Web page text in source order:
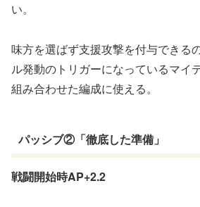
い。
味方を選ばず支援攻撃を付与できる
ル発動のトリガーになっているマイ
組み合わせた編成に使える。
パッシブ②「徹底した準備」
戦闘開始時AP+2.2